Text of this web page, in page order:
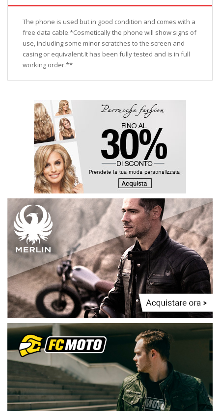
The phone is used but in good condition and comes with a
free data cable.*Cosmetically the phone will show signs of
use, including some minor scratches to the screen and
casing or equivalent.It has been fully tested and is in full
working order.**